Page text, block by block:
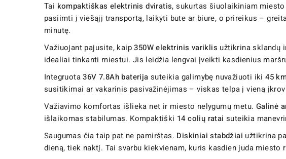
Tai kompaktiškas elektrinis dviratis, sukurtas šiuolaikiniam
pasiimti į viešąjį transportą, laikyti bute ar biure, o prireikus –
minutę.
Važiuojant pajusite, kaip350W elektrinis variklis užtikrina sklandų
idealiai tinkanti miestui. Jis leidžia lengvai įveikti kasdienius
Integruota36V 7.8Ah baterija suteikia galimybę nuvažiuoti iki45
susitikimai ar vakarinis pasivažinėjimas – viskas telpa į vieną
Važiavimo komfortas išlieka net ir miesto nelygumų metu. Galinė
išlaikomas stabilumas. Kompaktiški 14 colių ratai suteikia
Saugumas čia taip pat ne pamirštas. Diskiniai stabdžiai užtikrina
dieną, tiek naktį. Tai svarbu kiekvienam, kuris kasdien juda miesto